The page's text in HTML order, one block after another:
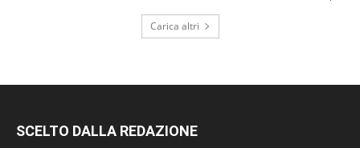
Carica altri
SCELTO DALLA REDAZIONE